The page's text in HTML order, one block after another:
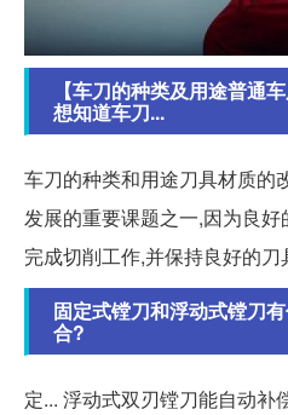
【车刀的种类及用途普通
想知道车刀...
车刀的种类和用途刀具材质的
发展的重要课题之一,因为良
完成切削工作,并保持良好的刀
固定式镗刀和浮动式镗刀
合?
定... 浮动式双刃镗刀能自动补